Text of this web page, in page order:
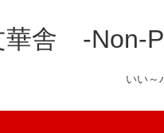
華舎 -Non-
いい